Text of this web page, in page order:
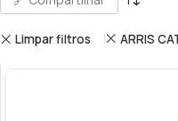
Limpar filtros ARRIS